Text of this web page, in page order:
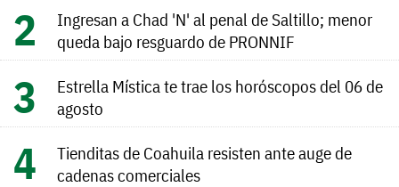
Ingresan a Chad 'N' al penal de Saltillo; menor
queda bajo resguardo de PRONNIF
Estrella Mística te trae los horóscopos del 06 de
agosto
Tienditas de Coahuila resisten ante auge de
cadenas comerciales